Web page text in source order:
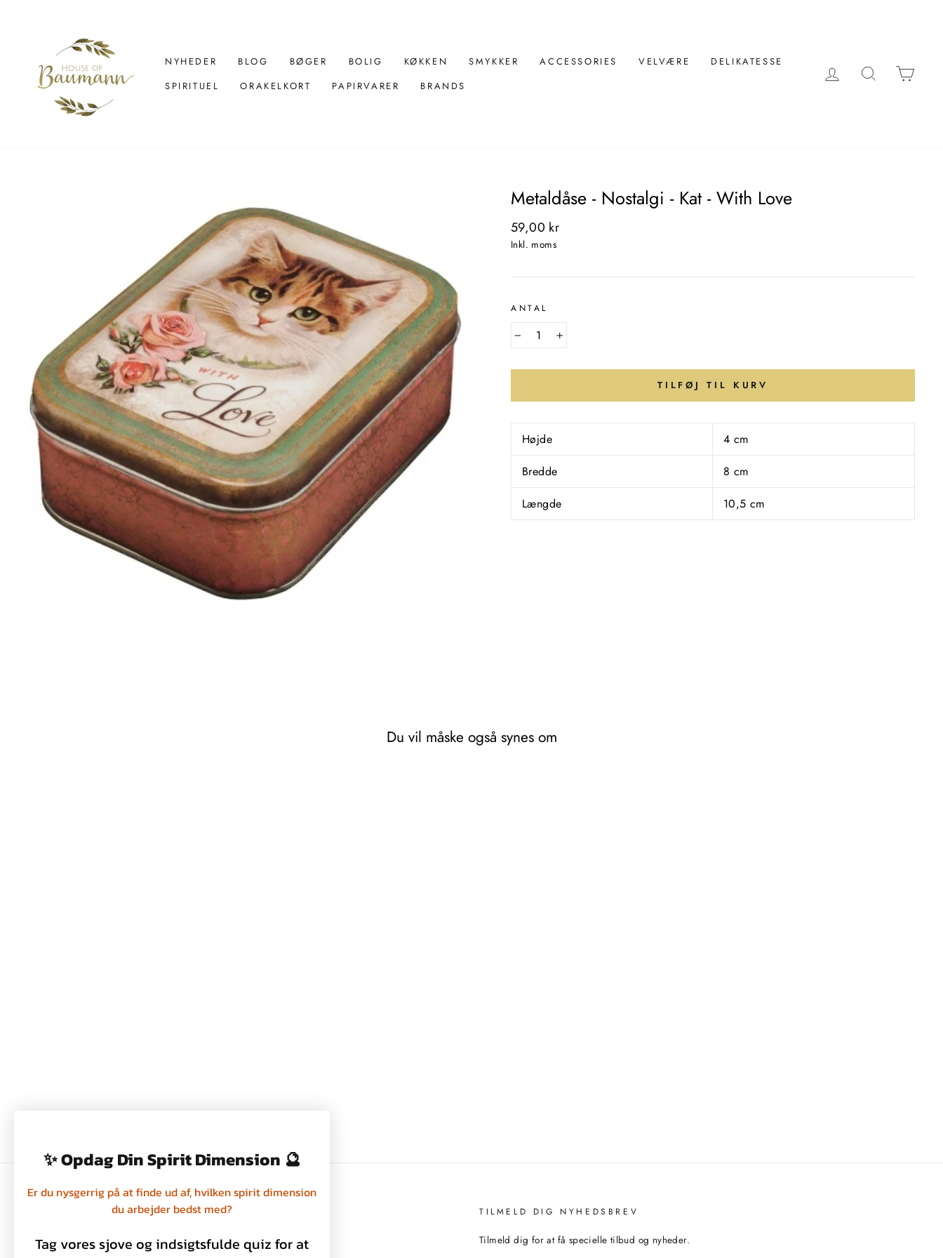
NYHEDER BLOG BØGER BOLIG KØKKEN SMYKKER ACCESSORIES VELVÆRE
DELIKATESSE
SPIRITUEL
ORAKELKORT PAPIRVARER BRANDS
LOG INDSØG
Metaldåse - Nostalgi - Kat - With Love
Normal
pris
59,00 kr
Inkl. moms
ANTAL
− +
TILFØJ TIL KURV
Højde
4 cm
Bredde
8 cm
Længde
10,5 cm
Du vil måske også synes om
Privatlivspolitik
TILMELD DIG NYHEDSBREV
Tilmeld dig for at få specielle tilbud og nyheder.
✨ Opdag Din Spirit Dimension 🔮
Er du nysgerrig på at finde ud af, hvilken spirit dimension
du arbejder bedst med?
Tag vores sjove og indsigtsfulde quiz for at